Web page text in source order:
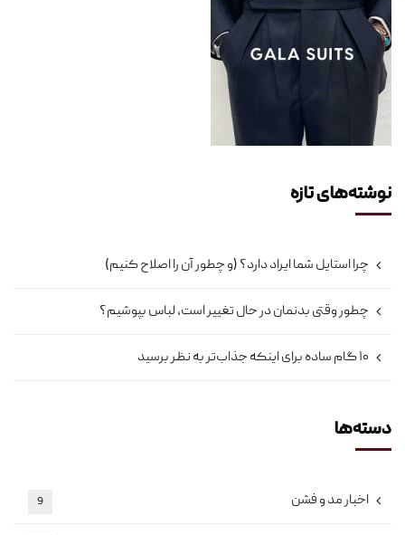
نوشته‌های تازه
چرا استایل شما ایراد دارد؟ (و چطور آن را اصلاح کنیم)
چطور وقتی بدنمان در حال تغییر است، لباس بپوشیم؟
۱۰ گام ساده برای اینکه جذاب‌تر به نظر برسید
دسته‌ها
اخبار مد و فشن 9